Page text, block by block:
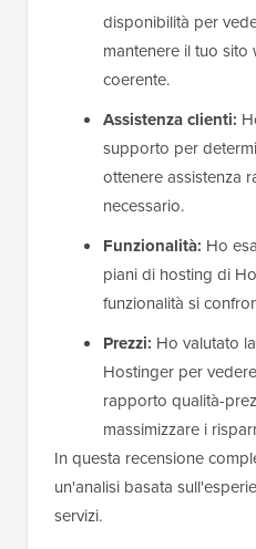
disponibilità per
mantenere il tuo
coerente.
Assistenza clienti:
supporto per
ottenere assistenza
necessario.
Funzionalità: Ho
piani di hosting di
funzionalità si
Prezzi: Ho valutato
Hostinger per
rapporto qualità-
massimizzare i
In questa recensione
un'analisi basata
servizi.